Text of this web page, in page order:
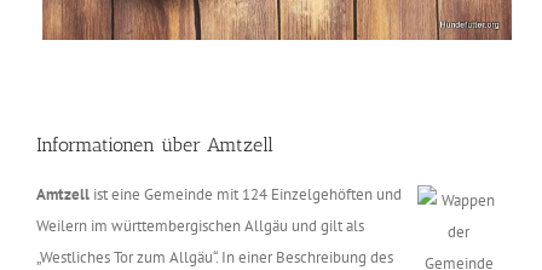
Informationen über Amtzell
Amtzell ist eine Gemeinde mit 124 Einzelgehöften und
Weilern im württembergischen Allgäu und gilt als
„Westliches Tor zum Allgäu“. In einer Beschreibung des